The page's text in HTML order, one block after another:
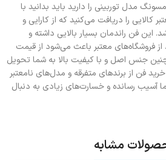
مدل توربینی را دارید باید بدانید با
کالایی را دریافت می‌کنید که از کارایی و
این فن راندمان بسیار بالایی داشته و
فروشگاه‌های معتبر باعث می‌شود از قیمت
جنس اصل و با کیفیت بالا به شما تحویل
فن از برندهای متفرقه و مدل‌های نامعتبر
رسانده و خسارت‌های زیادی به دنبال
مشابه